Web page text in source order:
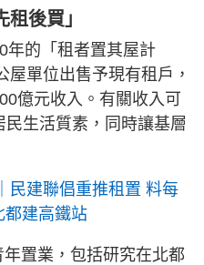
後買」
年的「租者置其屋計
單位出售予現有租戶，
億元收入。有關收入可
生活質素，同時讓基層
民建聯倡重推租置 料每
都建高鐵站
年置業，包括研究在北都